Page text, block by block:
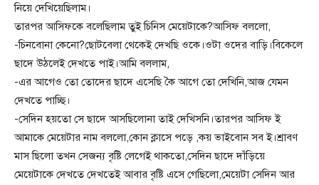
নিয়ে দেখিয়েছিলাম।
তারপর আসিফকে বলেছিলাম তুই চিনিস মেয়েটাকে?আসিফ বললো,
-চিনবোনা কেনো?ছোটবেলা থেকেই দেখছি ওকে।ওটা ওদের বাড়ি।বিকেলে
ছাদে উঠলেই দেখতে পাই।আমি বললাম,
-এর আগেও তো তোদের ছাদে এসেছি কৈ আগে তো দেখিনি,আজ যেমন
দেখতে পাচ্ছি।
-সেদিন হয়তো সে ছাদে আসছিলোনা তাই দেখিসনি।তারপর আসিফ ই
আমাকে মেয়েটার নাম বললো,কোন ক্লাসে পড়ে ,কয় ভাইবোন সব ই।শ্রাবণ
মাস ছিলো তখন সেজন্য বৃষ্টি লেগেই থাকতো,সেদিন ছাদে দাঁড়িয়ে
মেয়েটাকে দেখতে দেখতেই আবার বৃষ্টি এসে গেছিলো,মেয়েটা সেদিন আর